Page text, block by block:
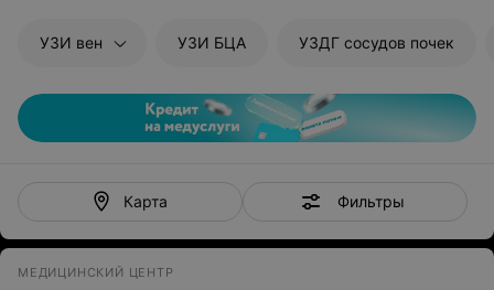
УЗИ вен УЗИ БЦА УЗДГ сосудов почек
Карта Фильтры
МЕДИЦИНСКИЙ ЦЕНТР